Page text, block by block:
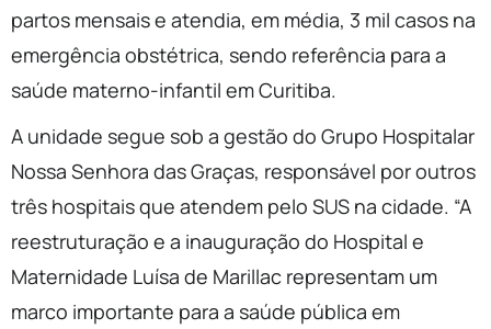
partos mensais e atendia, em média, 3 mil casos na
emergência obstétrica, sendo referência para a
saúde materno-infantil em Curitiba.
A unidade segue sob a gestão do Grupo Hospitalar
Nossa Senhora das Graças, responsável por outros
três hospitais que atendem pelo SUS na cidade. “A
reestruturação e a inauguração do Hospital e
Maternidade Luísa de Marillac representam um
marco importante para a saúde pública em